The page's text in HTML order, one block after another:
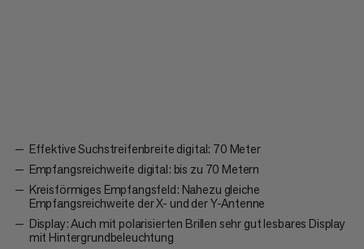
Effektive Suchstreifenbreite digital: 70 Meter
Empfangsreichweite digital: bis zu 70 Metern
Kreisförmiges Empfangsfeld: Nahezu gleiche
Empfangsreichweite der X- und der Y-Antenne
Display: Auch mit polarisierten Brillen sehr gut lesbares Display
mit Hintergrundbeleuchtung